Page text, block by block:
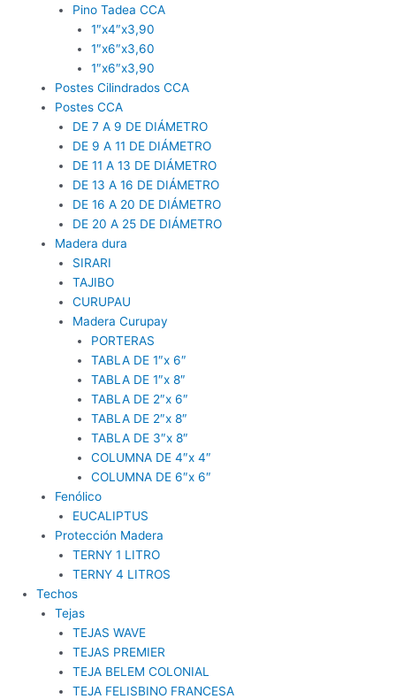
Pino Tadea CCA
1″x4″x3,90
1″x6″x3,60
1″x6″x3,90
Postes Cilindrados CCA
Postes CCA
DE 7 A 9 DE DIÁMETRO
DE 9 A 11 DE DIÁMETRO
DE 11 A 13 DE DIÁMETRO
DE 13 A 16 DE DIÁMETRO
DE 16 A 20 DE DIÁMETRO
DE 20 A 25 DE DIÁMETRO
Madera dura
SIRARI
TAJIBO
CURUPAU
Madera Curupay
PORTERAS
TABLA DE 1″x 6″
TABLA DE 1″x 8″
TABLA DE 2″x 6″
TABLA DE 2″x 8″
TABLA DE 3″x 8″
COLUMNA DE 4″x 4″
COLUMNA DE 6″x 6″
Fenólico
EUCALIPTUS
Protección Madera
TERNY 1 LITRO
TERNY 4 LITROS
Techos
Tejas
TEJAS WAVE
TEJAS PREMIER
TEJA BELEM COLONIAL
TEJA FELISBINO FRANCESA